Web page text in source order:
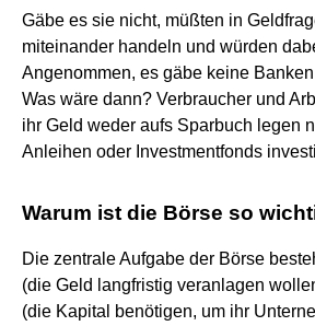
Gäbe es sie nicht, müßten in
miteinander handeln und würden
Angenommen, es gäbe keine
Was wäre dann? Verbraucher und
ihr Geld weder aufs Sparbuch legen
Anleihen oder Investmentfonds
Warum ist die Börse so
Die zentrale Aufgabe der Börse
(die Geld langfristig veranlagen
(die Kapital benötigen, um ihr